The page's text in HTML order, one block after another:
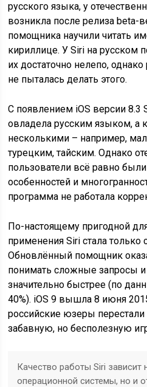
русского языка, у
возникла после релиза beta-
помощника научили читать
кириллице. У Siri на русском
их достаточно нелепо,
не пыталась делать этого.
С появлением iOS версии 8.3
овладела русским языком, а
несколькими – например,
турецким, тайским. Однако
пользователи всё равно
особенностей и
программа не работала
По-настоящему пригодной
применения Siri стала только
Обновлённый помощник
понимать сложные запросы и
значительно быстрее (по
40%). iOS 9 вышла 8 июня
российские юзеры перестали
забавную, но бесполезную
Качество работы Siri зависит
операционной системы, но и